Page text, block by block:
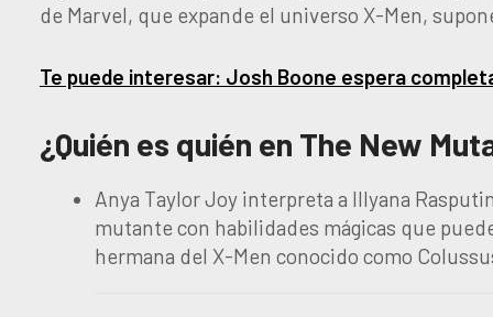
de Marvel, que expande el universo X-Men,
Te puede interesar: Josh Boone espera
¿Quién es quién en The New
Anya Taylor Joy interpreta a Illyana
mutante con habilidades mágicas que
hermana del X-Men conocido como